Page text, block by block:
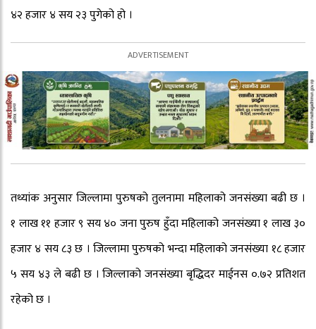
४२ हजार ४ सय २३ पुगेको हो ।
तथ्यांक अनुसार जिल्लामा पुरुषको तुलनामा महिलाको जनसंख्या बढी छ ।
१ लाख ११ हजार ९ सय ४० जना पुरुष हुँदा महिलाको जनसंख्या १ लाख ३०
हजार ४ सय ८३ छ । जिल्लामा पुरुषको भन्दा महिलाको जनसंख्या १८ हजार
५ सय ४३ ले बढी छ । जिल्लाको जनसंख्या बृद्धिदर माईनस ०.७२ प्रतिशत
रहेको छ ।